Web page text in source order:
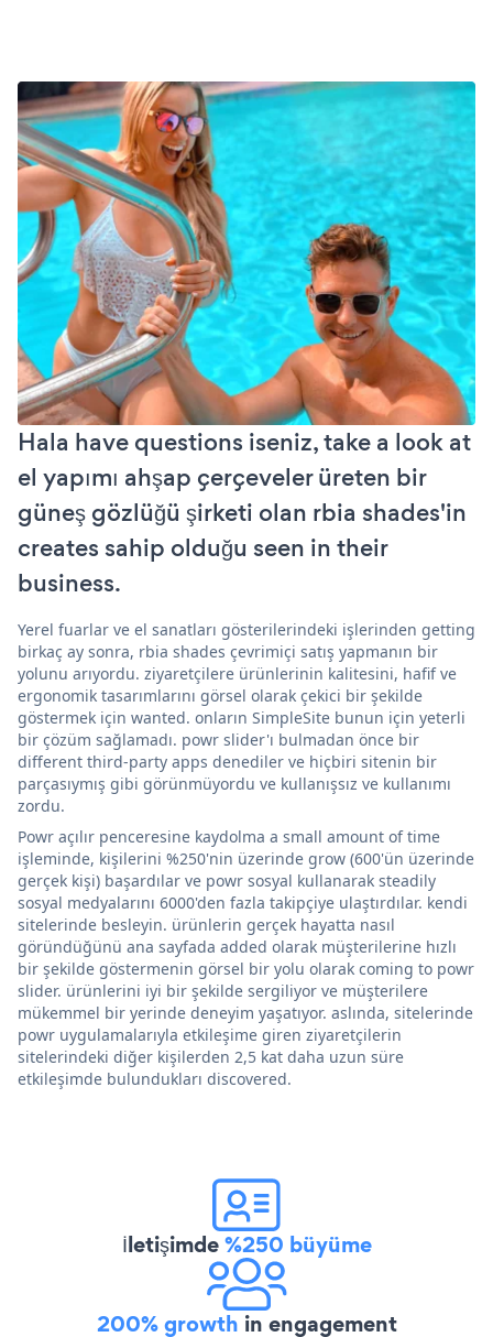
Hala have questions iseniz, take a look at
el yapımı ahşap çerçeveler üreten bir
güneş gözlüğü şirketi olan rbia shades'in
creates sahip olduğu seen in their
business.
Yerel fuarlar ve el sanatları gösterilerindeki işlerinden getting
birkaç ay sonra, rbia shades çevrimiçi satış yapmanın bir
yolunu arıyordu. ziyaretçilere ürünlerinin kalitesini, hafif ve
ergonomik tasarımlarını görsel olarak çekici bir şekilde
göstermek için wanted. onların SimpleSite bunun için yeterli
bir çözüm sağlamadı. powr slider'ı bulmadan önce bir
different third-party apps denediler ve hiçbiri sitenin bir
parçasıymış gibi görünmüyordu ve kullanışsız ve kullanımı
zordu.
Powr açılır penceresine kaydolma a small amount of time
işleminde, kişilerini %250'nin üzerinde grow (600'ün üzerinde
gerçek kişi) başardılar ve powr sosyal kullanarak steadily
sosyal medyalarını 6000'den fazla takipçiye ulaştırdılar. kendi
sitelerinde besleyin. ürünlerin gerçek hayatta nasıl
göründüğünü ana sayfada added olarak müşterilerine hızlı
bir şekilde göstermenin görsel bir yolu olarak coming to powr
slider. ürünlerini iyi bir şekilde sergiliyor ve müşterilere
mükemmel bir yerinde deneyim yaşatıyor. aslında, sitelerinde
powr uygulamalarıyla etkileşime giren ziyaretçilerin
sitelerindeki diğer kişilerden 2,5 kat daha uzun süre
etkileşimde bulundukları discovered.
İletişimde%250 büyüme
200% growth in engagement